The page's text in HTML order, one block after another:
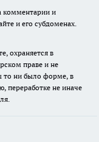
комментарии и
и его субдоменах.
охраняется в
праве и не
то ни было форме, в
переработке не иначе